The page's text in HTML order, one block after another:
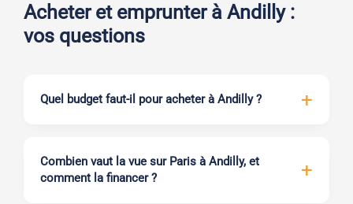
Acheter et emprunter à Andilly :
vos questions
Quel budget faut-il pour acheter à Andilly ?
Combien vaut la vue sur Paris à Andilly, et
comment la financer ?